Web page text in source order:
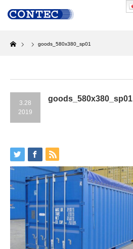
Home
goods_580x380_sp01
3.28
2019
goods_580x380_sp01